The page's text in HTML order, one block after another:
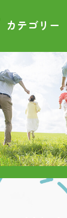
カテゴリー